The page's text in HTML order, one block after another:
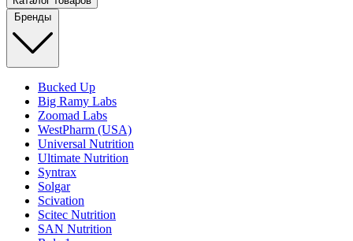
Бренды
Bucked Up
Big Ramy Labs
Zoomad Labs
WestPharm (USA)
Universal Nutrition
Ultimate Nutrition
Syntrax
Solgar
Scivation
Scitec Nutrition
SAN Nutrition